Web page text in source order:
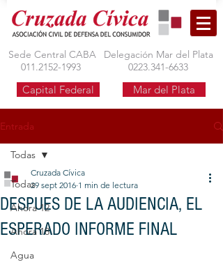
Sede Central CABA
011.2152-1993
Delegación Mar del Plata
0223.341-6633
Capital Federal Mar del Plata
Entrada
Todas
Ahora 12
Ahora 18
Agua
Todas
DESPUES DE LA AUDIENCIA, EL
ESPERADO INFORME FINAL
Cruzada Cívica
29 sept 2016 1 min de lectura